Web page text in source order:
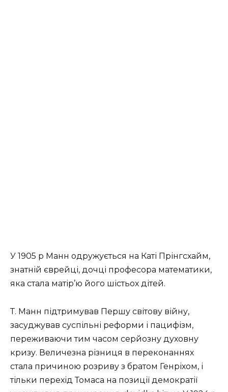
У 1905 р Манн одружується на Каті Прінгсхайм,
знатній єврейці, дочці професора математики,
яка стала матір’ю його шістьох дітей.
Т. Манн підтримував Першу світову війну,
засуджував суспільні реформи і пацифізм,
переживаючи тим часом серйозну духовну
кризу. Величезна різниця в переконаннях
стала причиною розриву з братом Генріхом, і
тільки перехід Томаса на позиції демократії